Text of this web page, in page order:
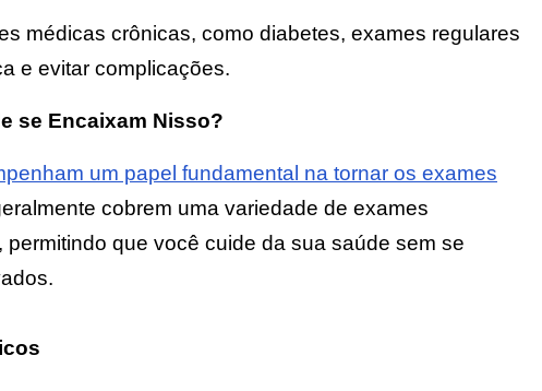
médicas crônicas, como diabetes, exames regulares
e evitar complicações.
se Encaixam Nisso?
um papel fundamental na tornar os exames
cobrem uma variedade de exames
que você cuide da sua saúde sem se